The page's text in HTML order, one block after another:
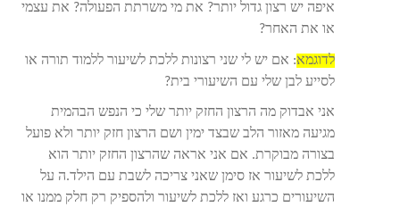
איפה יש רצון גדול יותר? את מי משרתת הפעולה? את עצמי
או את האחר?
לדוגמא: אם יש לי שני רצונות ללכת לשיעור ללמוד תורה או
לסייע לבן שלי עם השיעורי בית?
אני אבדוק מה הרצון החזק יותר שלי כי הנפש הבהמית
מגיעה מאזור הלב שבצד ימין ושם הרצון חזק יותר ולא פועל
בצורה מבוקרת. אם אני אראה שהרצון החזק יותר הוא
ללכת לשיעור אז סימן שאני צריכה לשבת עם הילד.ה על
השיעורים כרגע ואז ללכת לשיעור ולהספיק רק חלק ממנו או